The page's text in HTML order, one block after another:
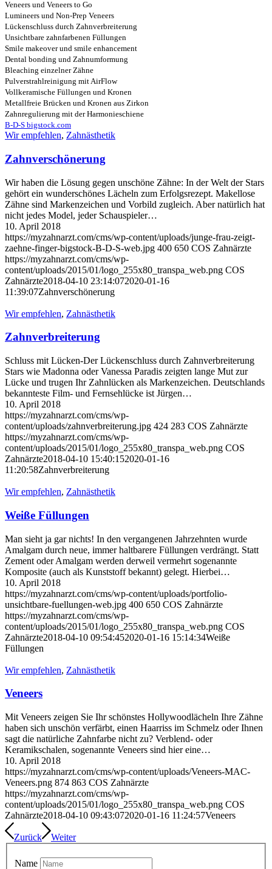
Veneers und Veneers to Go
Lumineers und Non-Prep Veneers
Lückenschluss durch Zahnverbreiterung
Unsichtbare zahnfarbenen Füllungen
Smile makeover und smile enhancement
Dental bonding und Zahnumformung
Bleaching einzelner Zähne
Pulverstrahlreinigung mit AirFlow
Vollkeramische Füllungen und Kronen
Metallfreie Brücken und Kronen aus Zirkon
Zahnregulierung mit der Harmonieschiene
B-D-S bigstock.com
Wir empfehlen, Zahnästhetik
Zahnverschönerung
Wir haben die Lösung gegen unschöne Zähne: In der Welt der Stars
gehört ein wunderschönes Lächeln zum Erfolgsrezept. Makellose
Zähne sind Markenzeichen und Vorbild zugleich. Aber natürlich hat
nicht jedes Model, jeder Schauspieler…
10. April 2018
https://myzahnarzt.com/cms/wp-content/uploads/junge-frau-zeigt-
zaehne-finger-bigstock-B-D-S-web.jpg 400 650 COS Zahnärzte
https://myzahnarzt.com/cms/wp-
content/uploads/2015/01/logo_255x80_transpa_web.png COS
Zahnärzte2018-04-10 23:14:072020-01-16
11:39:07Zahnverschönerung
Wir empfehlen, Zahnästhetik
Zahnverbreiterung
Schluss mit Lücken-Der Lückenschluss durch Zahnverbreiterung
Stars wie Madonna oder Vanessa Paradis zeigten lange Mut zur
Lücke und trugen Ihr Zahnlücken als Markenzeichen. Deutschlands
bekannteste Film- und Fernsehlücke ist Jürgen…
10. April 2018
https://myzahnarzt.com/cms/wp-
content/uploads/zahnverbreiterung.jpg 424 283 COS Zahnärzte
https://myzahnarzt.com/cms/wp-
content/uploads/2015/01/logo_255x80_transpa_web.png COS
Zahnärzte2018-04-10 15:40:152020-01-16
11:20:58Zahnverbreiterung
Wir empfehlen, Zahnästhetik
Weiße Füllungen
Man sieht ja gar nichts! In den vergangenen Jahrzehnten wurde
Amalgam durch neue, immer haltbarere Füllungen verdrängt. Statt
Zement oder Amalgam werden derweil vermehrt sogenannte
Komposite (auch als Kunststoff bekannt) gelegt. Hierbei…
10. April 2018
https://myzahnarzt.com/cms/wp-content/uploads/portfolio-
unsichtbare-fuellungen-web.jpg 400 650 COS Zahnärzte
https://myzahnarzt.com/cms/wp-
content/uploads/2015/01/logo_255x80_transpa_web.png COS
Zahnärzte2018-04-10 09:54:452020-01-16 15:14:34Weiße
Füllungen
Wir empfehlen, Zahnästhetik
Veneers
Mit Veneers zeigen Sie Ihr schönstes Hollywoodlächeln Ihre Zähne
haben sich unschön verfärbt, einen Haarriss im Schmelz oder Ihnen
sagt die natürliche Zahnfarbe nicht zu? Verblend- oder
Keramikschalen, sogenannte Veneers sind hier eine…
10. April 2018
https://myzahnarzt.com/cms/wp-content/uploads/Veneers-MAC-
Veneers.png 874 863 COS Zahnärzte
https://myzahnarzt.com/cms/wp-
content/uploads/2015/01/logo_255x80_transpa_web.png COS
Zahnärzte2018-04-10 09:43:072020-01-16 11:24:57Veneers
Zurück Weiter
Name